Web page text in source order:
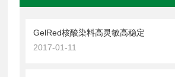
GelRed核酸染料高灵敏高稳定
2017-01-11